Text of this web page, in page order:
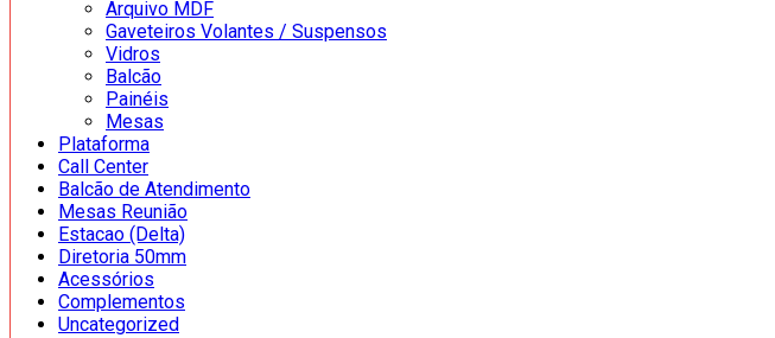
Arquivo MDF
Gaveteiros Volantes / Suspensos
Vidros
Balcão
Painéis
Mesas
Plataforma
Call Center
Balcão de Atendimento
Mesas Reunião
Estacao (Delta)
Diretoria 50mm
Acessórios
Complementos
Uncategorized